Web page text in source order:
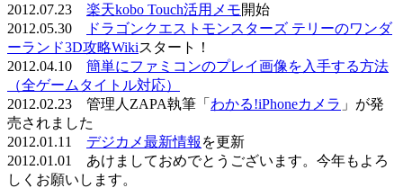
2012.07.23 楽天kobo Touch活用メモ開始
2012.05.30
ドラゴンクエストモンスターズ テリーのワンダ
ーランド3D攻略Wikiスタート！
2012.04.10 簡単にファミコンのプレイ画像を入手する方法
（全ゲームタイトル対応）
2012.02.23 管理人ZAPA執筆「 わかる!iPhoneカメラ 」が発
売されました
2012.01.11 デジカメ最新情報 を更新
2012.01.01 あけましておめでとうございます。今年もよろ
しくお願いします。